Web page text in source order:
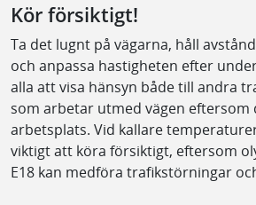
Kör försiktigt!
Ta det lugnt på vägarna, håll
och anpassa hastigheten efter
alla att visa hänsyn både till andra
som arbetar utmed vägen eftersom
arbetsplats. Vid kallare
viktigt att köra försiktigt, eftersom
E18 kan medföra trafikstörningar